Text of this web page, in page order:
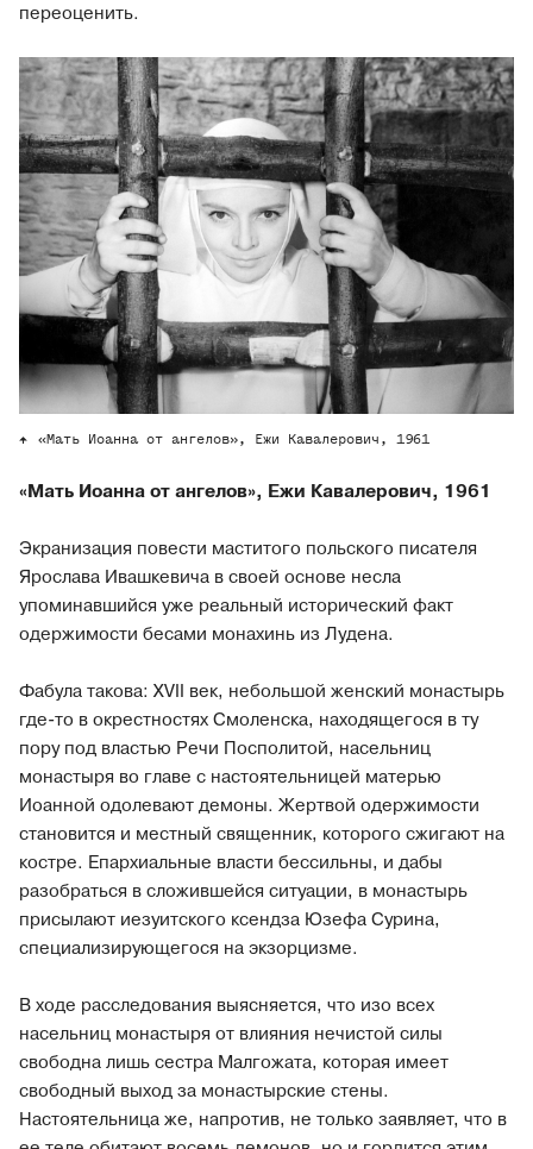
переоценить.
«Мать Иоанна от ангелов», Ежи Кавалерович, 1961
«Мать Иоанна от ангелов», Ежи Кавалерович, 1961
Экранизация повести маститого польского писателя
Ярослава Ивашкевича в своей основе несла
упоминавшийся уже реальный исторический факт
одержимости бесами монахинь из Лудена.
Фабула такова: XVII век, небольшой женский монастырь
где-то в окрестностях Смоленска, находящегося в ту
пору под властью Речи Посполитой, насельниц
монастыря во главе с настоятельницей матерью
Иоанной одолевают демоны. Жертвой одержимости
становится и местный священник, которого сжигают на
костре. Епархиальные власти бессильны, и дабы
разобраться в сложившейся ситуации, в монастырь
присылают иезуитского ксендза Юзефа Сурина,
специализирующегося на экзорцизме.
В ходе расследования выясняется, что изо всех
насельниц монастыря от влияния нечистой силы
свободна лишь сестра Малгожата, которая имеет
свободный выход за монастырские стены.
Настоятельница же, напротив, не только заявляет, что в